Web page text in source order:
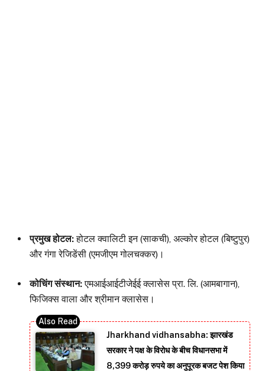
प्रमुख होटल:होटल क्वालिटी इन (साकची), अल्कोर होटल (बिष्टुपुर)
और गंगा रेजिडेंसी (एमजीएम गोलचक्कर)।
कोचिंग संस्थान:एमआईआईटीजेईई क्लासेस प्रा. लि. (आमबागान),
फिजिक्स वाला और श्रीमान क्लासेस।
Jharkhand vidhansabha: झारखंड
सरकार ने पक्ष के विरोध के बीच विधानसभा में
8,399 करोड़ रुपये का अनुपूरक बजट पेश किया